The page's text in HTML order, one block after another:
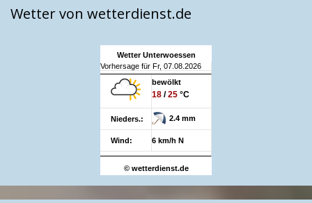
Wetter von wetterdienst.de
Wetter Unterwoessen
Vorhersage für Fr, 07.08.2026
bewölkt
18 /25 °C
Nieders.: 2.4 mm
Wind: 6 km/h N
© wetterdienst.de